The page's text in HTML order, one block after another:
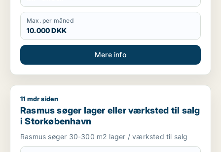
Max. per måned
10.000 DKK
Mere info
Rasmus søger lager eller værksted til salg i Storkøbenhavn
11 mdr siden
Rasmus søger lager eller værksted til salg
i Storkøbenhavn
Rasmus søger 30-300 m2 lager / værksted til salg